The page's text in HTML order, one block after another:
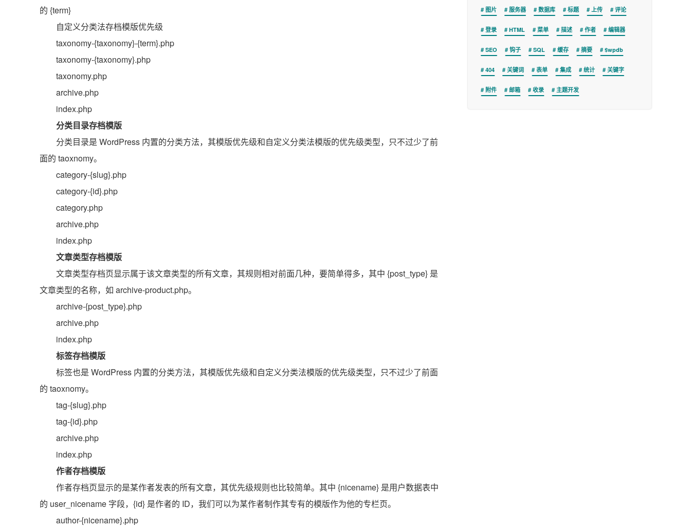
的 {term}
自定义分类法存档模版优先级
taxonomy-{taxonomy}-{term}.php
taxonomy-{taxonomy}.php
taxonomy.php
archive.php
index.php
分类目录存档模版
分类目录是 WordPress 内置的分类方法，其模版优先级和自定义分类法模版的优先级类型，只不过少了前
面的 taoxnomy。
category-{slug}.php
category-{id}.php
category.php
archive.php
index.php
文章类型存档模版
文章类型存档页显示属于该文章类型的所有文章，其规则相对前面几种，要简单得多，其中 {post_type} 是
文章类型的名称，如 archive-product.php。
archive-{post_type}.php
archive.php
index.php
标签存档模版
标签也是 WordPress 内置的分类方法，其模版优先级和自定义分类法模版的优先级类型，只不过少了前面
的 taoxnomy。
tag-{slug}.php
tag-{id}.php
archive.php
index.php
作者存档模版
作者存档页显示的是某作者发表的所有文章，其优先级规则也比较简单。其中 {nicename} 是用户数据表中
的 user_nicename 字段，{id} 是作者的 ID，我们可以为某作者制作其专有的模版作为他的专栏页。
author-{nicename}.php
图片 服务器 数据库 标题 上传 评论
登录 HTML 菜单 描述 作者 编辑器
SEO 钩子 SQL 缓存 摘要 $wpdb
404 关键词 表单 集成 统计 关键字
附件 邮箱 收录 主题开发